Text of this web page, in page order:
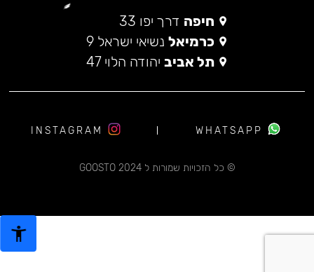
חיפה דרך יפו 33
כרמיאל נשיאי ישראל 9
תל אביב יהודה הלוי 47
© כל הזכויות שמורות ל 2024 GOOSTO
WHATSAPP
INSTAGRAM